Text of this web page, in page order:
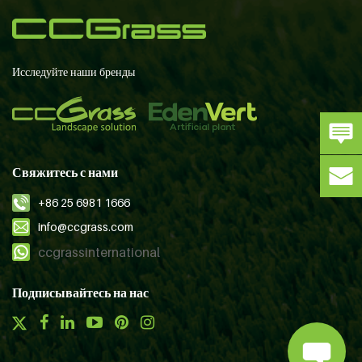
Исследуйте наши бренды
Свяжитесь с нами
+86 25 6981 1666
info@ccgrass.com
ccgrassinternational
Подписывайтесь на нас